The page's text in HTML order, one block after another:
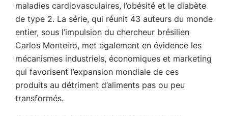
maladies cardiovasculaires, l’obésité et le diabète
de type 2. La série, qui réunit 43 auteurs du monde
entier, sous l’impulsion du chercheur brésilien
Carlos Monteiro, met également en évidence les
mécanismes industriels, économiques et marketing
qui favorisent l’expansion mondiale de ces
produits au détriment d’aliments pas ou peu
transformés.